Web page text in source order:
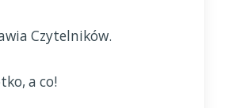
Czytelników.
a co!